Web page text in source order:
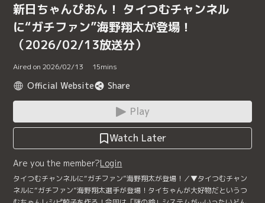
新日ちゃんぴおん！ タイつむチャンネル
に“ガチファン”海野翔太が登場！
（2026/02/13放送分）
Aired on 2026/02/13 15mins
Official Website Share
Play
Watch Later
Are you the member?Login
タイつむチャンネルに“ガチファン”海野翔太が登場！／▼タイつむチャン
ネルに“ガチファン”海野翔太選手が登場！タイちゃんが大好物だというつ